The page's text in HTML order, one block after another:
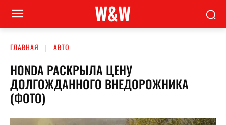
W&W
ГЛАВНАЯ АВТО
HONDA РАСКРЫЛА ЦЕНУ
ДОЛГОЖДАННОГО ВНЕДОРОЖНИКА
(ФОТО)